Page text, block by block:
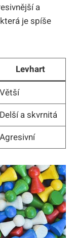
a
je spíše
Levhart
Větší
Delší a skvrnitá
Agresivní